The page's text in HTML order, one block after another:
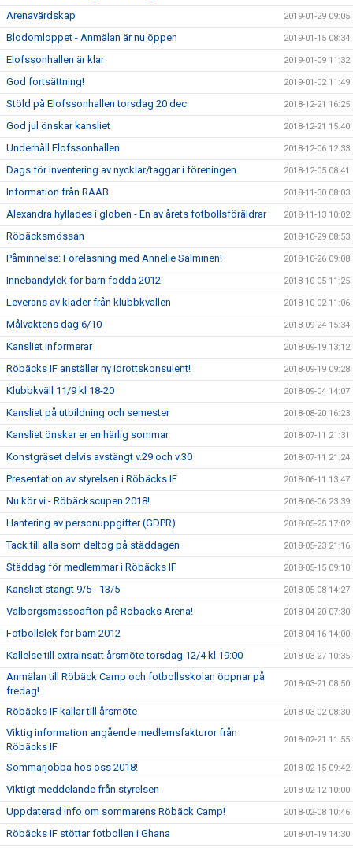
Arenavärdskap 2019-01-29 09:05
Blodomloppet - Anmälan är nu öppen 2019-01-15 08:34
Elofssonhallen är klar 2019-01-09 11:32
God fortsättning! 2019-01-02 11:49
Stöld på Elofssonhallen torsdag 20 dec 2018-12-21 16:25
God jul önskar kansliet 2018-12-21 15:40
Underhåll Elofssonhallen 2018-12-06 12:33
Dags för inventering av nycklar/taggar i föreningen 2018-12-05 08:41
Information från RAAB 2018-11-30 08:03
Alexandra hyllades i globen - En av årets fotbollsföräldrar 2018-11-13 10:02
Röbäcksmössan 2018-10-29 08:53
Påminnelse: Föreläsning med Annelie Salminen! 2018-10-26 09:08
Innebandylek för barn födda 2012 2018-10-05 11:25
Leverans av kläder från klubbkvällen 2018-10-02 11:06
Målvaktens dag 6/10 2018-09-24 15:34
Kansliet informerar 2018-09-19 13:12
Röbäcks IF anställer ny idrottskonsulent! 2018-09-19 09:28
Klubbkväll 11/9 kl 18-20 2018-09-04 14:07
Kansliet på utbildning och semester 2018-08-20 16:23
Kansliet önskar er en härlig sommar 2018-07-11 21:31
Konstgräset delvis avstängt v.29 och v.30 2018-07-11 21:24
Presentation av styrelsen i Röbäcks IF 2018-06-11 13:47
Nu kör vi - Röbäckscupen 2018! 2018-06-06 23:39
Hantering av personuppgifter (GDPR) 2018-05-25 17:02
Tack till alla som deltog på städdagen 2018-05-23 21:16
Städdag för medlemmar i Röbäcks IF 2018-05-15 09:10
Kansliet stängt 9/5 - 13/5 2018-05-08 14:27
Valborgsmässoafton på Röbäcks Arena! 2018-04-20 07:30
Fotbollslek för barn 2012 2018-04-16 14:00
Kallelse till extrainsatt årsmöte torsdag 12/4 kl 19:00 2018-03-27 10:35
Anmälan till Röbäck Camp och fotbollsskolan öppnar på
fredag!
2018-03-21 08:50
Röbäcks IF kallar till årsmöte 2018-03-02 08:30
Viktig information angående medlemsfakturor från
Röbäcks IF
2018-02-21 11:55
Sommarjobba hos oss 2018! 2018-02-15 09:42
Viktigt meddelande från styrelsen 2018-02-12 10:00
Uppdaterad info om sommarens Röbäck Camp! 2018-02-08 10:46
Röbäcks IF stöttar fotbollen i Ghana 2018-01-19 14:30